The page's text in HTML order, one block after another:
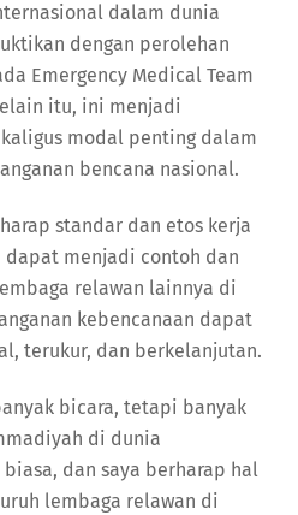
dalam dunia
dengan perolehan
Emergency Medical Team
itu, ini menjadi
modal penting dalam
bencana nasional.
standar dan etos kerja
dapat menjadi contoh dan
relawan lainnya di
kebencanaan dapat
terukur, dan berkelanjutan.
bicara, tetapi banyak
di dunia
dan saya berharap hal
lembaga relawan di